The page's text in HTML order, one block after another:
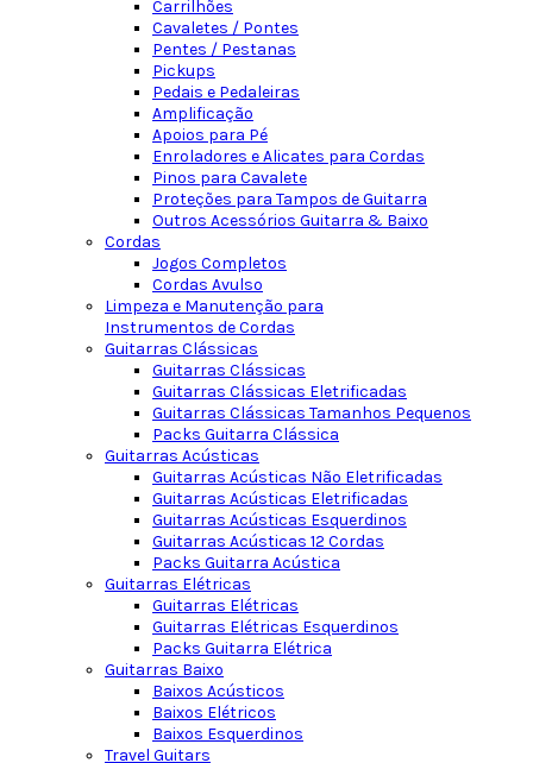
Carrilhões
Cavaletes / Pontes
Pentes / Pestanas
Pickups
Pedais e Pedaleiras
Amplificação
Apoios para Pé
Enroladores e Alicates para Cordas
Pinos para Cavalete
Proteções para Tampos de Guitarra
Outros Acessórios Guitarra & Baixo
Cordas
Jogos Completos
Cordas Avulso
Limpeza e Manutenção para
Instrumentos de Cordas
Guitarras Clássicas
Guitarras Clássicas
Guitarras Clássicas Eletrificadas
Guitarras Clássicas Tamanhos Pequenos
Packs Guitarra Clássica
Guitarras Acústicas
Guitarras Acústicas Não Eletrificadas
Guitarras Acústicas Eletrificadas
Guitarras Acústicas Esquerdinos
Guitarras Acústicas 12 Cordas
Packs Guitarra Acústica
Guitarras Elétricas
Guitarras Elétricas
Guitarras Elétricas Esquerdinos
Packs Guitarra Elétrica
Guitarras Baixo
Baixos Acústicos
Baixos Elétricos
Baixos Esquerdinos
Travel Guitars